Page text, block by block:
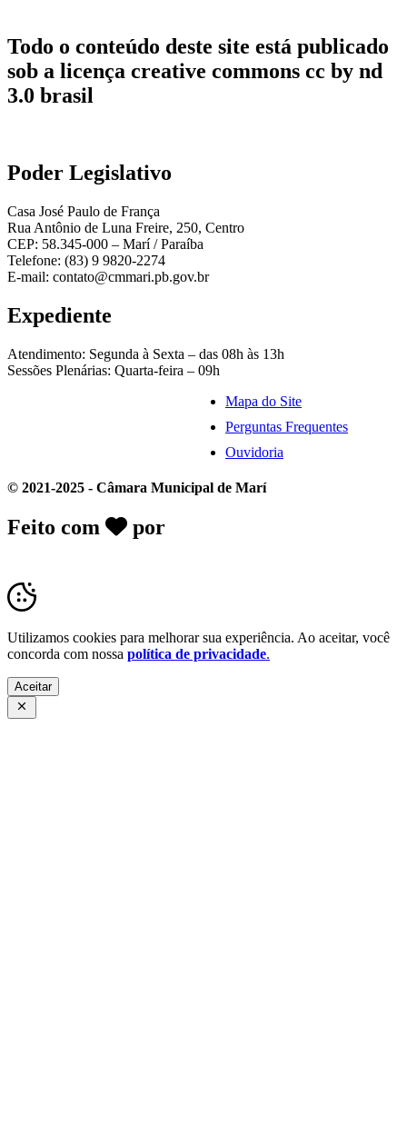
Todo o conteúdo deste site está publicado
sob a licença creative commons cc by nd
3.0 brasil
Poder Legislativo
Casa José Paulo de França
Rua Antônio de Luna Freire, 250, Centro
CEP: 58.345-000 – Marí / Paraíba
Telefone: (83) 9 9820-2274
E-mail: contato@cmmari.pb.gov.br
Expediente
Atendimento: Segunda à Sexta – das 08h às 13h
Sessões Plenárias: Quarta-feira – 09h
Mapa do Site
Perguntas Frequentes
Ouvidoria
© 2021-2025 - Câmara Municipal de Marí
Feito com por
Utilizamos cookies para melhorar sua experiência. Ao aceitar, você
concorda com nossa política de privacidade.
Aceitar